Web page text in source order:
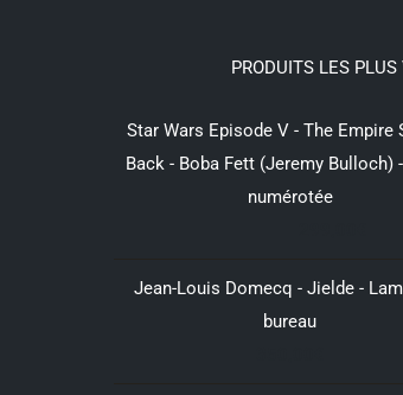
PRODUITS LES PLUS
Star Wars Episode V - The Empire
Back - Boba Fett (Jeremy Bulloch)
numérotée
Jean-Louis Domecq - Jielde -
bureau